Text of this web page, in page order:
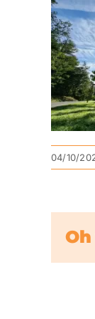
04/10/